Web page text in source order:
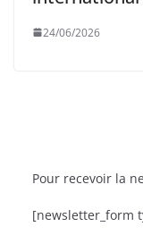
24/06/2026
Pour recevoir la
[newsletter_form
les Étoiles fête sa